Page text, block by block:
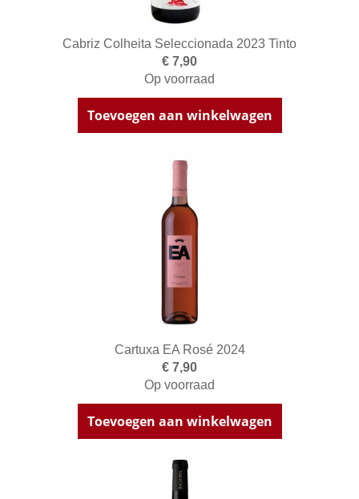
Cabriz Colheita Seleccionada 2023 Tinto
€ 7,90
Op voorraad
Toevoegen aan winkelwagen
Cartuxa EA Rosé 2024
€ 7,90
Op voorraad
Toevoegen aan winkelwagen